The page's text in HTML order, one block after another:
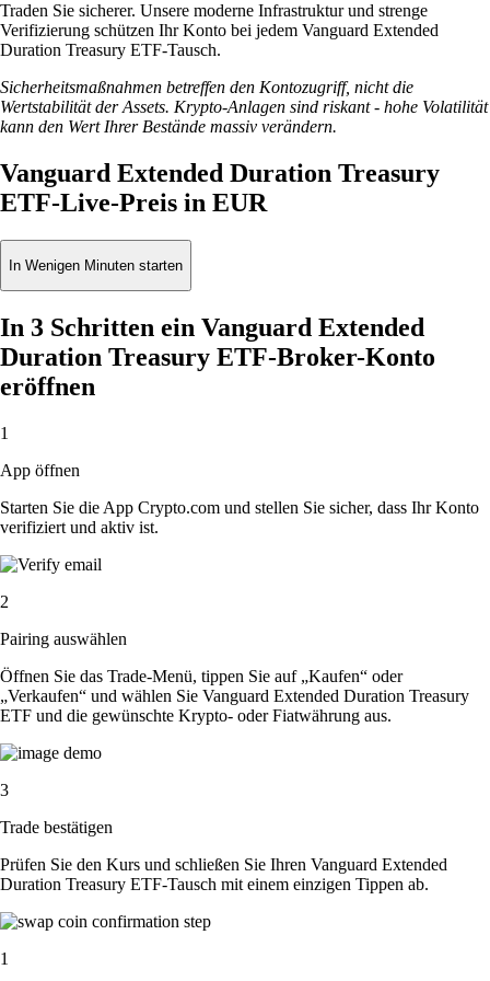
Traden Sie sicherer. Unsere moderne Infrastruktur und strenge
Verifizierung schützen Ihr Konto bei jedem Vanguard Extended
Duration Treasury ETF-Tausch.
Sicherheitsmaßnahmen betreffen den Kontozugriff, nicht die
Wertstabilität der Assets. Krypto-Anlagen sind riskant - hohe Volatilität
kann den Wert Ihrer Bestände massiv verändern.
Vanguard Extended Duration Treasury
ETF-Live-Preis in EUR
In Wenigen Minuten starten
In 3 Schritten ein Vanguard Extended
Duration Treasury ETF-Broker-Konto
eröffnen
1
App öffnen
Starten Sie die App Crypto.com und stellen Sie sicher, dass Ihr Konto
verifiziert und aktiv ist.
2
Pairing auswählen
Öffnen Sie das Trade-Menü, tippen Sie auf „Kaufen“ oder
„Verkaufen“ und wählen Sie Vanguard Extended Duration Treasury
ETF und die gewünschte Krypto- oder Fiatwährung aus.
3
Trade bestätigen
Prüfen Sie den Kurs und schließen Sie Ihren Vanguard Extended
Duration Treasury ETF-Tausch mit einem einzigen Tippen ab.
1